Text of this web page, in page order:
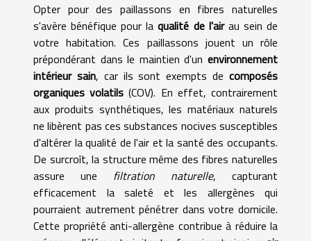
Opter pour des paillassons en fibres naturelles
s'avère bénéfique pour laqualité de l'airau sein de
votre habitation. Ces paillassons jouent un rôle
prépondérant dans le maintien d'un environnement
intérieur sain, car ils sont exempts decomposés
organiques volatils (COV). En effet, contrairement
aux produits synthétiques, les matériaux naturels
ne libèrent pas ces substances nocives susceptibles
d'altérer la qualité de l'air et la santé des occupants.
De surcroît, la structure même des fibres naturelles
assure une filtration naturelle, capturant
efficacement la saleté et les allergènes qui
pourraient autrement pénétrer dans votre domicile.
Cette propriété anti-allergène contribue à réduire la